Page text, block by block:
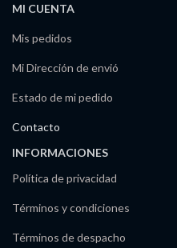
MI CUENTA
Mis pedidos
Mi Dirección de envió
Estado de mi pedido
Contacto
INFORMACIONES
Política de privacidad
Términos y condiciones
Términos de despacho